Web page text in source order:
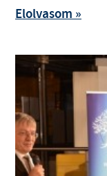
Elolvasom »